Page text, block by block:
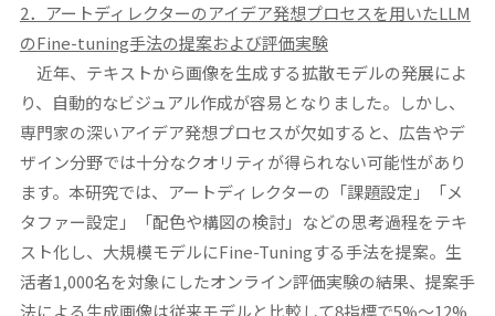
2．アートディレクターのアイデア発想プロセスを用いたLLM
のFine-tuning手法の提案および評価実験
近年、テキストから画像を生成する拡散モデルの発展によ
り、自動的なビジュアル作成が容易となりました。しかし、
専門家の深いアイデア発想プロセスが欠如すると、広告やデ
ザイン分野では十分なクオリティが得られない可能性があり
ます。本研究では、アートディレクターの「課題設定」「メ
タファー設定」「配色や構図の検討」などの思考過程をテキ
スト化し、大規模モデルにFine-Tuningする手法を提案。生
活者1,000名を対象にしたオンライン評価実験の結果、提案手
法による生成画像は従来モデルと比較して8指標で5%～12%